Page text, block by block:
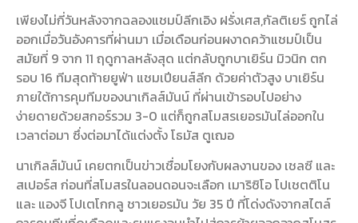
เพียงไม่กี่วันหลังจากฉลองแชมป์ลีกเอิง ฝรั่งเศส,กัลติเยร์ ถูกไล่
ออกเมื่อวันอังคารที่ผ่านมา เมื่อเดือนก่อนผงาดคว้าแชมป์เป็น
สมัยที่ 9 จาก 11 ฤดูกาลหลังสุด แต่กลับถูกบาเยิร์น มิวนิก ตก
รอบ 16 ทีมสุดท้ายยูฟ่า แชมเปียนส์ลีก ด้วยค่าตัวสูง บาเยิร์น
ภายใต้การคุมทีมของนาเกิลส์มันน์ ที่ผ่านเข้ารอบไปอย่าง
ง่ายดายด้วยสกอร์รวม 3-0 แต่ก็ถูกสโมสรเยอรมันไล่ออกใน
เวลาต่อมา ซึ่งต่อมาได้แต่งตั้ง โธมัส ตูเฌอ
นาเกิลส์มันน์ เคยตกเป็นข่าวเชื่อมโยงกับผลงานของ เชลซี และ
สเปอร์ส ก่อนที่สโมสรในลอนดอนจะเลือก เมาริซิโอ โปเชตติโน
และ แองจี โปเตโกกลู ชาวเยอรมัน วัย 35 ปี ที่โด่งดังจากสไตล์